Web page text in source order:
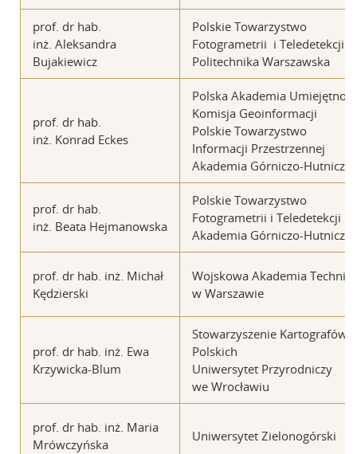
prof. dr hab.
inż. Aleksandra
Bujakiewicz
Polskie Towarzystwo
Fotogrametrii i Teledetekcji
Politechnika Warszawska
prof. dr hab.
inż. Konrad Eckes
Polska Akademia
Komisja Geoinformacji
Polskie Towarzystwo
Informacji Przestrzennej
Akademia Górniczo-Hutnicza
prof. dr hab.
inż. Beata Hejmanowska
Polskie Towarzystwo
Fotogrametrii i Teledetekcji
Akademia Górniczo-Hutnicza
prof. dr hab. inż. Michał
Kędzierski
Wojskowa Akademia
w Warszawie
prof. dr hab. inż. Ewa
Krzywicka-Blum
Stowarzyszenie Kartografów
Polskich
Uniwersytet Przyrodniczy
we Wrocławiu
prof. dr hab. inż. Maria
Mrówczyńska
Uniwersytet Zielonogórski